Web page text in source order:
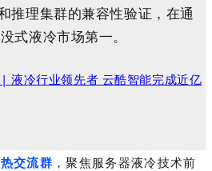
推理集群的兼容性验证，在通
式液冷市场第一。
液冷行业领先者 云酷智能完成近亿
交流群 ，聚焦服务器液冷技术前